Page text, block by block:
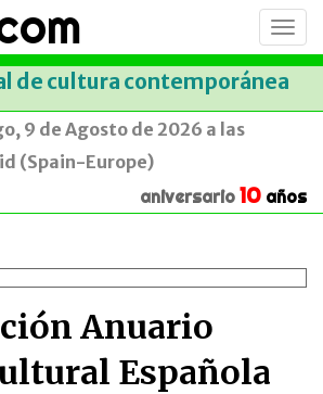
de cultura contemporánea
9 de Agosto de 2026 a las
(Spain-Europe)
aniversario 10 años
Anuario
Española